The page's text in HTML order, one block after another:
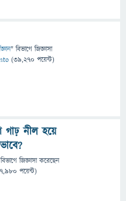
" বিভাগে জিজ্ঞাসা
(39,270 পয়েন্ট)
নীল হয়ে
জিজ্ঞাসাকরেছেন
7,980 পয়েন্ট)